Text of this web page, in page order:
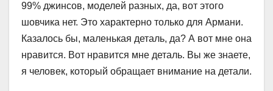
99% джинсов, моделей разных, да, вот этого
шовчика нет. Это характерно только для Армани.
Казалось бы, маленькая деталь, да? А вот мне она
нравится. Вот нравится мне деталь. Вы же знаете,
я человек, который обращает внимание на детали.